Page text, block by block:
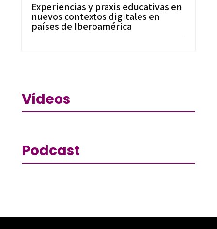
Experiencias y praxis educativas en
nuevos contextos digitales en
países de Iberoamérica
Vídeos
Podcast